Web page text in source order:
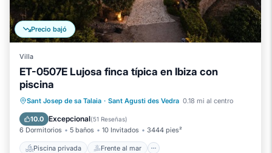
Precio bajó
Villa
ET-0507E Lujosa finca típica en Ibiza con
piscina
Sant Josep de sa Talaia · Sant Agusti des Vedra 0.18 mi al centro
10.0 Excepcional(51 Reseñas)
6 Dormitorios 5 baños 10 Invitados 3444 pies²
Piscina privada Frente al mar
Bañera de hidromasaje
Chimenea/Calefacción